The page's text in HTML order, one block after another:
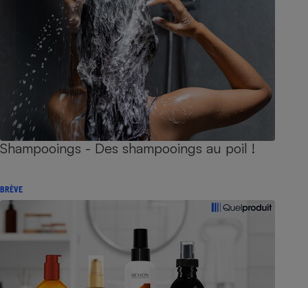
Shampooings - Des shampooings au poil !
BRÈVE